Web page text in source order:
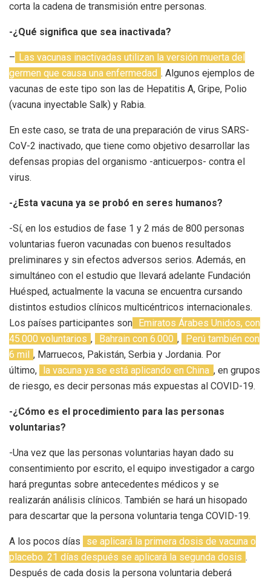
corta la cadena de transmisión entre personas.
-¿Qué significa que sea inactivada?
– Las vacunas inactivadas utilizan la versión muerta del
germen que causa una enfermedad . Algunos ejemplos de
vacunas de este tipo son las de Hepatitis A, Gripe, Polio
(vacuna inyectable Salk) y Rabia.
En este caso, se trata de una preparación de virus SARS-
CoV-2 inactivado, que tiene como objetivo desarrollar las
defensas propias del organismo -anticuerpos- contra el
virus.
-¿Esta vacuna ya se probó en seres humanos?
-Sí, en los estudios de fase 1 y 2 más de 800 personas
voluntarias fueron vacunadas con buenos resultados
preliminares y sin efectos adversos serios. Además, en
simultáneo con el estudio que llevará adelante Fundación
Huésped, actualmente la vacuna se encuentra cursando
distintos estudios clínicos multicéntricos internacionales.
Los países participantes son
Emiratos Árabes Unidos, con
45.000 voluntarios , Bahrain con 6.000 ,
Perú también con
6 mil , Marruecos, Pakistán, Serbia y Jordania. Por
último,
la vacuna ya se está aplicando en China , en grupos
de riesgo, es decir personas más expuestas al COVID-19.
-¿Cómo es el procedimiento para las personas
voluntarias?
-Una vez que las personas voluntarias hayan dado su
consentimiento por escrito, el equipo investigador a cargo
hará preguntas sobre antecedentes médicos y se
realizarán análisis clínicos. También se hará un hisopado
para descartar que la persona voluntaria tenga COVID-19.
A los pocos días
se aplicará la primera dosis de vacuna o
placebo. 21 días después se aplicará la segunda dosis .
Después de cada dosis la persona voluntaria deberá